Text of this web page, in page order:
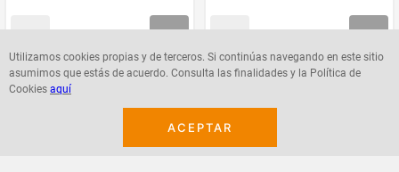
Utilizamos cookies propias y de terceros. Si continúas navegando en este sitio
asumimos que estás de acuerdo. Consulta las finalidades y la Política de
Cookies aquí
ACEPTAR